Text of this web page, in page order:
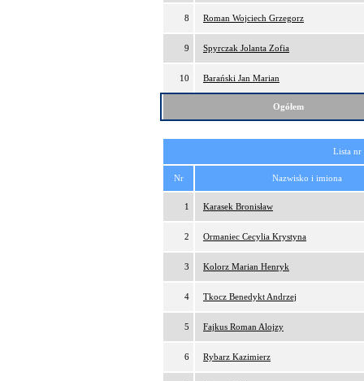
8 Roman Wojciech Grzegorz
9 Spyrczak Jolanta Zofia
10 Barański Jan Marian
Ogółem
Lista
Nr Nazwisko i imiona
1 Karasek Bronisław
2 Ormaniec Cecylia Krystyna
3 Kolorz Marian Henryk
4 Tkocz Benedykt Andrzej
5 Fajkus Roman Alojzy
6 Rybarz Kazimierz